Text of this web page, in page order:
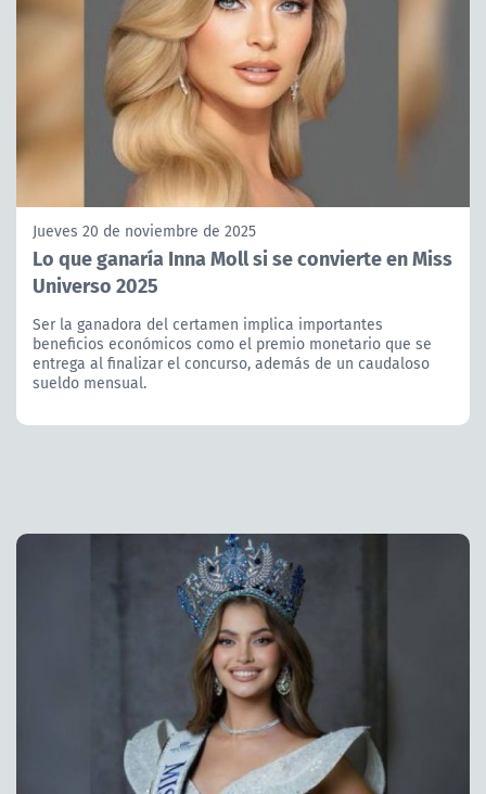
Jueves 20 de noviembre de 2025
Lo que ganaría Inna Moll si se convierte en Miss
Universo 2025
Ser la ganadora del certamen implica importantes
beneficios económicos como el premio monetario que se
entrega al finalizar el concurso, además de un caudaloso
sueldo mensual.